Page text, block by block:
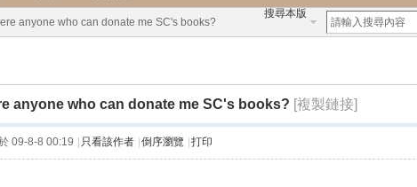
搜尋本版
anyone who can donate me SC's books?
anyone who can donate me SC's books? [複製鏈接]
09-8-8 00:19 只看該作者 倒序瀏覽 打印